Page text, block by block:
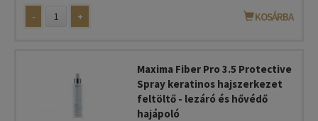
- + KOSÁRBA
Maxima Fiber Pro 3.5 Protective
Spray keratinos hajszerkezet
feltöltő - lezáró és hővédő
hajápoló